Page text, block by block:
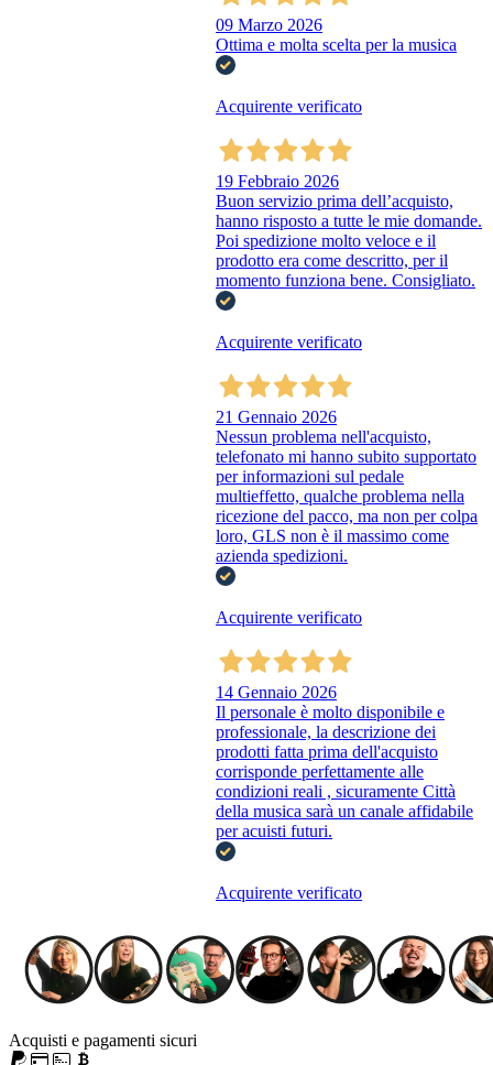
09 Marzo 2026
Ottima e molta scelta per la musica
Acquirente verificato
19 Febbraio 2026
Buon servizio prima dell’acquisto,
hanno risposto a tutte le mie domande.
Poi spedizione molto veloce e il
prodotto era come descritto, per il
momento funziona bene. Consigliato.
Acquirente verificato
21 Gennaio 2026
Nessun problema nell'acquisto,
telefonato mi hanno subito supportato
per informazioni sul pedale
multieffetto, qualche problema nella
ricezione del pacco, ma non per colpa
loro, GLS non è il massimo come
azienda spedizioni.
Acquirente verificato
14 Gennaio 2026
Il personale è molto disponibile e
professionale, la descrizione dei
prodotti fatta prima dell'acquisto
corrisponde perfettamente alle
condizioni reali , sicuramente Città
della musica sarà un canale affidabile
per acuisti futuri.
Acquirente verificato
Acquisti e pagamenti sicuri